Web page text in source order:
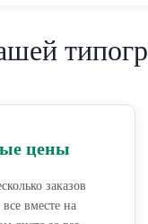
цены
заказов
вместе на